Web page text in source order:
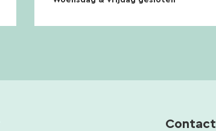
Contact